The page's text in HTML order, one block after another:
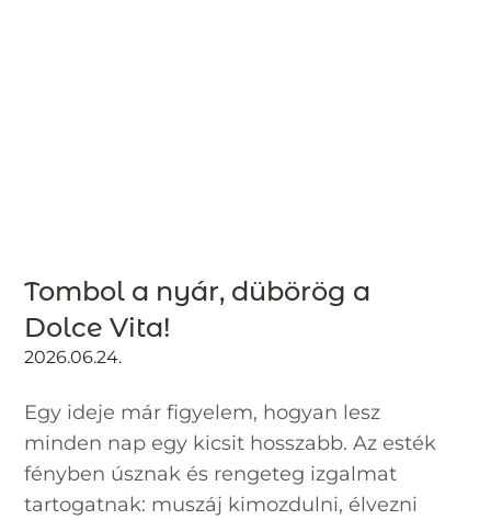
Tombol a nyár, dübörög a
Dolce Vita!
2026.06.24.
Egy ideje már figyelem, hogyan lesz
minden nap egy kicsit hosszabb. Az esték
fényben úsznak és rengeteg izgalmat
tartogatnak: muszáj kimozdulni, élvezni